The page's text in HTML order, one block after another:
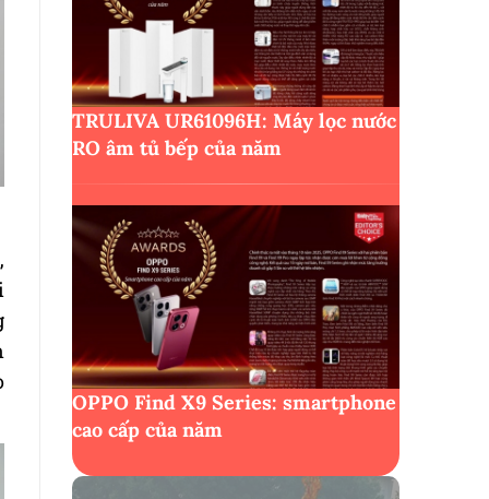
TRULIVA UR61096H: Máy lọc nước
RO âm tủ bếp của năm
OPPO Find X9 Series: smartphone
cao cấp của năm